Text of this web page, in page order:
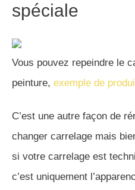
spéciale
Vous pouvez repeindre le
peinture, exemple de
C’est une autre façon de
changer carrelage mais
si votre carrelage est
c’est uniquement